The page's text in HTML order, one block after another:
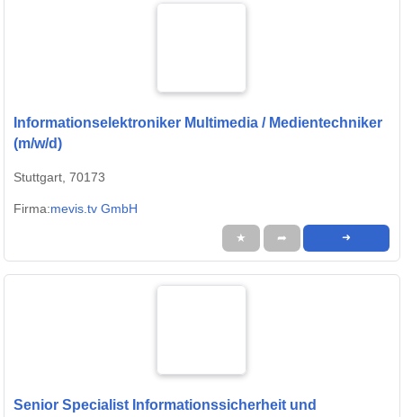
Informationselektroniker Multimedia / Medientechniker
(m/w/d)
Stuttgart, 70173
Firma:mevis.tv GmbH
★ ➦ ➜
Senior Specialist Informationssicherheit und